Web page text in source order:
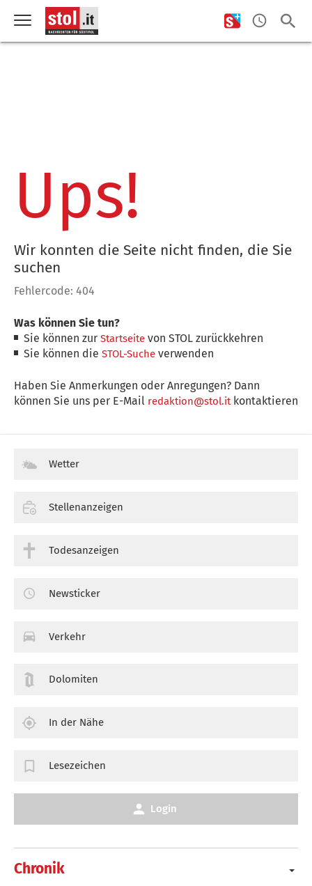
Ups!
Wir konnten die Seite nicht finden, die Sie
suchen
Fehlercode: 404
Was können Sie tun?
Sie können zurStartseite von STOL zurückkehren
Sie können dieSTOL-Suche verwenden
Haben Sie Anmerkungen oder Anregungen? Dann
können Sie uns per E-Mail redaktion@stol.itkontaktieren
Chronik
Wetter
Stellenanzeigen
Todesanzeigen
Newsticker
Verkehr
Dolomiten
In der Nähe
Lesezeichen
Login